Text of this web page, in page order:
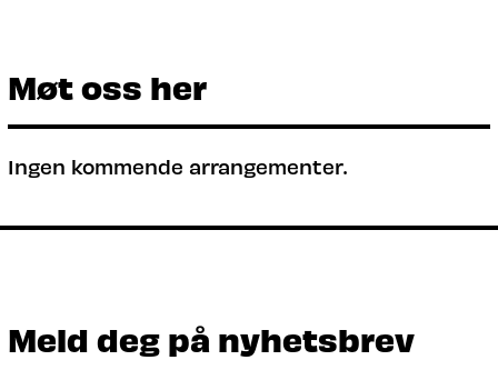
Møt oss her
Ingen kommende arrangementer.
Meld deg på nyhetsbrev